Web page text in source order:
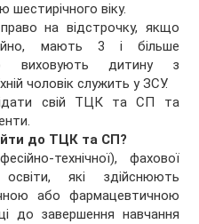
шестирічного віку.
на відстрочку, якщо
мають 3 і більше
виховують дитину з
чоловік служить у ЗСУ.
свій ТЦК та СП та
йти до ТЦК та СП?
технічної), фахової
які здійснюють
або фармацевтичною
до завершення навчання